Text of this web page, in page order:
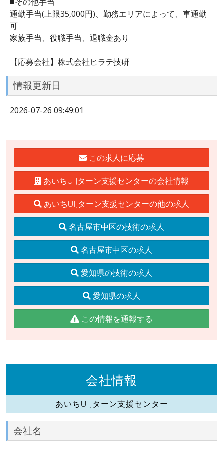
通勤手当(上限35,000円)、勤務エリアによって、車通勤
可
家族手当、役職手当、退職金あり
【応募会社】株式会社ヒラテ技研
情報更新日
2026-07-26 09:49:01
この求人に応募
あいちUIJターン支援センターの会社情報
あいちUIJターン支援センターの他の求人
名古屋市中区の技術の求人
名古屋市中区の求人
愛知県の技術の求人
愛知県の求人
この情報を通報する
会社情報
あいちUIJターン支援センター
会社名